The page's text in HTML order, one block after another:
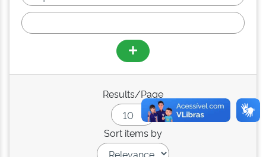
Results/Page
Sort items by